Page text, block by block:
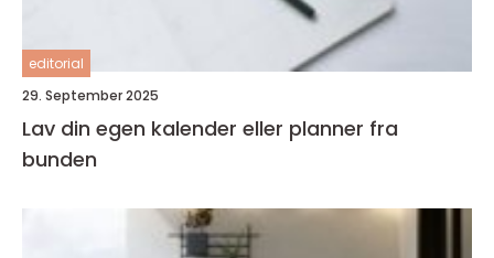
editorial
29. September 2025
Lav din egen kalender eller planner fra
bunden